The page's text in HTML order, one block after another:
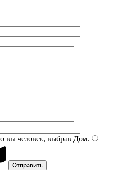
вы человек, выбрав Дом.